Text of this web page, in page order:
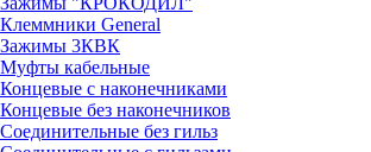
Клеммники General
Зажимы 3КВК
Муфты кабельные
Концевые с наконечниками
Концевые без наконечников
Соединительные без гильз